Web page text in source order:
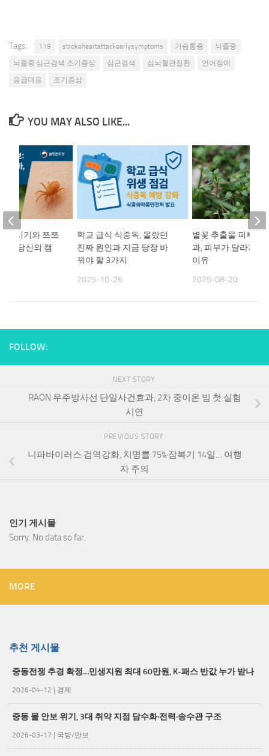
Tags: 119 strokeheartattackearlysymptoms 가슴통증
뇌졸중
뇌졸중·심근경색 조기증상
심근경색 심뇌혈관질환
언어장애
응급대응
조기증상
YOU MAY ALSO LIKE...
학교 급식 식중독, 몰랐던
진짜 원인과 지금 당장 바
꿔야 할 3가지
2025-10-26
별꽃 추출물 피부개
과, 피부가 달라지는
이유
2025-08-20
동 시기와 쯔쯔
방, 당신의 캠
FOLLOW:
NEXT STORY
RAON 우주방사선 단일사건효과, 2차 중이온 빔 첫 실험
시연
PREVIOUS STORY
니파바이러스 검역강화, 치명률 75%·잠복기 14일… 여행
자 주의
인기 게시물
Sorry. No data so far.
MORE
추천 게시물
중동전쟁 추경 확정…민생지원 최대 60만원, K-패스 반값 누가 받나
2026-04-12 | 경제
중동 물 안보 위기, 3대 취약 지점 담수화·전력·송수관 구조
2026-03-17 | 국방/안보